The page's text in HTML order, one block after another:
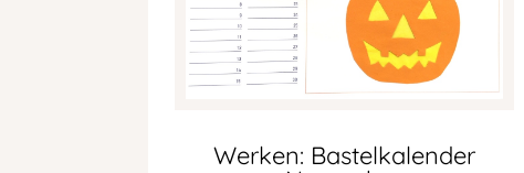
Werken: Bastelkalender